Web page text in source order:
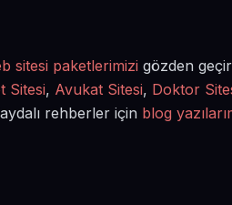
sitesi paketlerimizi gözden
Sitesi, Avukat Sitesi, Doktor
rehberler için blog